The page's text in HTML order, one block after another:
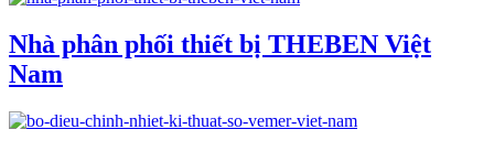
Nhà phân phối thiết bị THEBEN Việt
Nam